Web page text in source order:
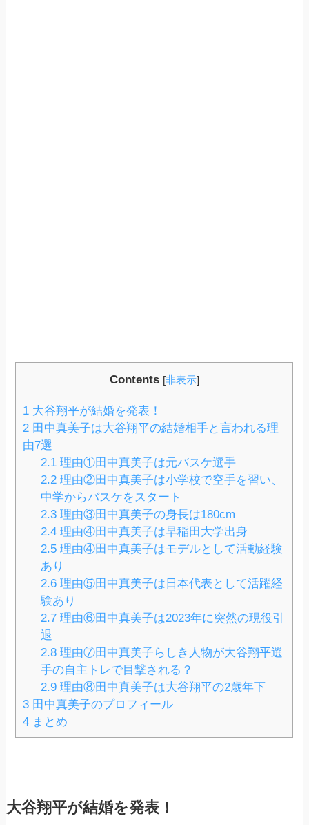
Contents [非表示]
1 大谷翔平が結婚を発表！
2 田中真美子は大谷翔平の結婚相手と言われる理
由7選
2.1理由①田中真美子は元バスケ選手
2.2理由②田中真美子は小学校で空手を習い、
中学からバスケをスタート
2.3理由③田中真美子の身長は180cm
2.4理由④田中真美子は早稲田大学出身
2.5理由④田中真美子はモデルとして活動経験
あり
2.6理由⑤田中真美子は日本代表として活躍経
験あり
2.7理由⑥田中真美子は2023年に突然の現役引
退
2.8理由⑦田中真美子らしき人物が大谷翔平選
手の自主トレで目撃される？
2.9理由⑧田中真美子は大谷翔平の2歳年下
3 田中真美子のプロフィール
4 まとめ
大谷翔平が結婚を発表！